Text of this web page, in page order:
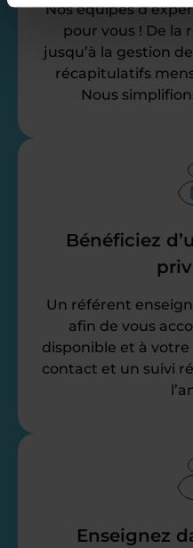
Nos équipes
pour vous ! De la
jusqu’à la gestion
récapitulatifs
Nous
Bénéficiez
Un référent
afin de vous
disponible et à
contact et un suivi
Enseignez